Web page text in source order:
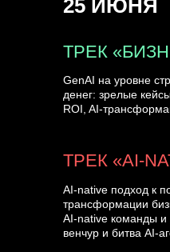
ТРЕК
GenAI на уровне
денег: зрелые
ROI, AI-
AI-native подход к
трансформации
AI-native команды и
венчур и битва AI-
ТРЕК «AI-
25 ИЮНЯ
УЗНАТЬ БОЛЬШЕ